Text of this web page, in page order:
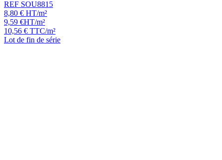
REF SOU8815
8,80 € HT/m²
9,59 €HT/m²
10,56 € TTC/m²
Lot de fin de série